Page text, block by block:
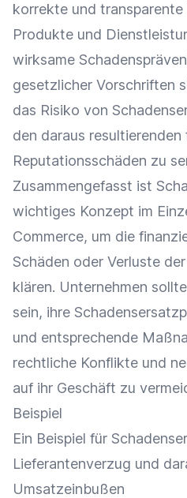
korrekte und
Produkte und
wirksame
gesetzlicher Vorschriften
das Risiko von
den daraus resultierenden
Reputationsschäden zu
Zusammengefasst ist
wichtiges Konzept im
Commerce, um die
Schäden oder Verluste
klären. Unternehmen
sein, ihre
und entsprechende
rechtliche Konflikte und
auf ihr Geschäft zu
Beispiel
Ein Beispiel für
Lieferantenverzug und
Umsatzeinbußen